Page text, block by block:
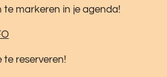
markeren in je agenda!
te reserveren!